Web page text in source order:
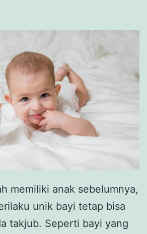
memiliki anak sebelumnya,
unik bayi tetap bisa
takjub. Seperti bayi yang